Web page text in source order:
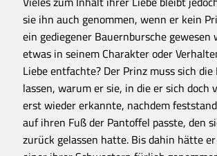
sie ihn auch genommen, wenn er kein
ein gediegener Bauernbursche gewesen
etwas in seinem Charakter oder
Liebe entfachte? Der Prinz muss sich
lassen, warum er sie, in die er sich
erst wieder erkannte, nachdem
auf ihren Fuß der Pantoffel passte, den
zurück gelassen hatte. Bis dahin hätte